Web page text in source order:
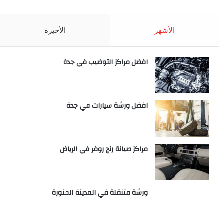
الأشهر الأخيرة
افضل مراكز التوضيب في جدة
افضل ورشة سيارات في جدة
مراكز صيانة رنج روفر في الرياض
ورشة متنقلة في المدينة المنورة